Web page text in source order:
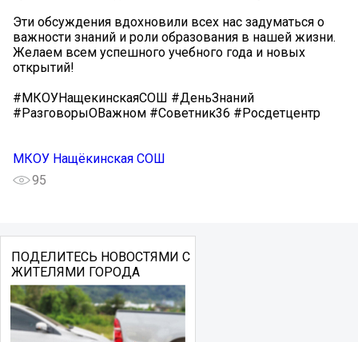
Эти обсуждения вдохновили всех нас задуматься о
важности знаний и роли образования в нашей жизни.
Желаем всем успешного учебного года и новых
открытий!
#МКОУНащекинскаяСОШ #ДеньЗнаний
#РазговорыОВажном #Советник36 #Росдетцентр
МКОУ Нащёкинская СОШ
95
ПОДЕЛИТЕСЬ НОВОСТЯМИ С
ЖИТЕЛЯМИ ГОРОДА